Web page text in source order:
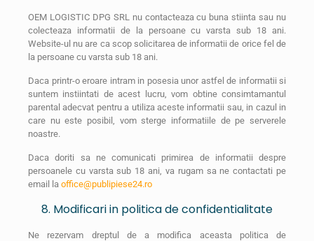
OEM LOGISTIC DPG SRL nu contacteaza cu buna stiinta sau nu
colecteaza informatii de la persoane cu varsta sub 18 ani.
Website-ul nu are ca scop solicitarea de informatii de orice fel de
la persoane cu varsta sub 18 ani.
Daca printr-o eroare intram in posesia unor astfel de informatii si
suntem instiintati de acest lucru, vom obtine consimtamantul
parental adecvat pentru a utiliza aceste informatii sau, in cazul in
care nu este posibil, vom sterge informatiile de pe serverele
noastre.
Daca doriti sa ne comunicati primirea de informatii despre
persoanele cu varsta sub 18 ani, va rugam sa ne contactati pe
email la office@publipiese24.ro
8. Modificari in politica de confidentialitate
Ne rezervam dreptul de a modifica aceasta politica de